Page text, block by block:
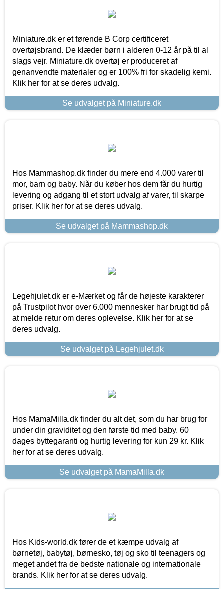
Miniature.dk er et førende B Corp certificeret
overtøjsbrand. De klæder børn i alderen 0-12 år på til al
slags vejr. Miniature.dk overtøj er produceret af
genanvendte materialer og er 100% fri for skadelig kemi.
Klik her for at se deres udvalg.
Se udvalget på Miniature.dk
Hos Mammashop.dk finder du mere end 4.000 varer til
mor, barn og baby. Når du køber hos dem får du hurtig
levering og adgang til et stort udvalg af varer, til skarpe
priser. Klik her for at se deres udvalg.
Se udvalget på Mammashop.dk
Legehjulet.dk er e-Mærket og får de højeste karakterer
på Trustpilot hvor over 6.000 mennesker har brugt tid på
at melde retur om deres oplevelse. Klik her for at se
deres udvalg.
Se udvalget på Legehjulet.dk
Hos MamaMilla.dk finder du alt det, som du har brug for
under din graviditet og den første tid med baby. 60
dages byttegaranti og hurtig levering for kun 29 kr. Klik
her for at se deres udvalg.
Se udvalget på MamaMilla.dk
Hos Kids-world.dk fører de et kæmpe udvalg af
børnetøj, babytøj, børnesko, tøj og sko til teenagers og
meget andet fra de bedste nationale og internationale
brands. Klik her for at se deres udvalg.